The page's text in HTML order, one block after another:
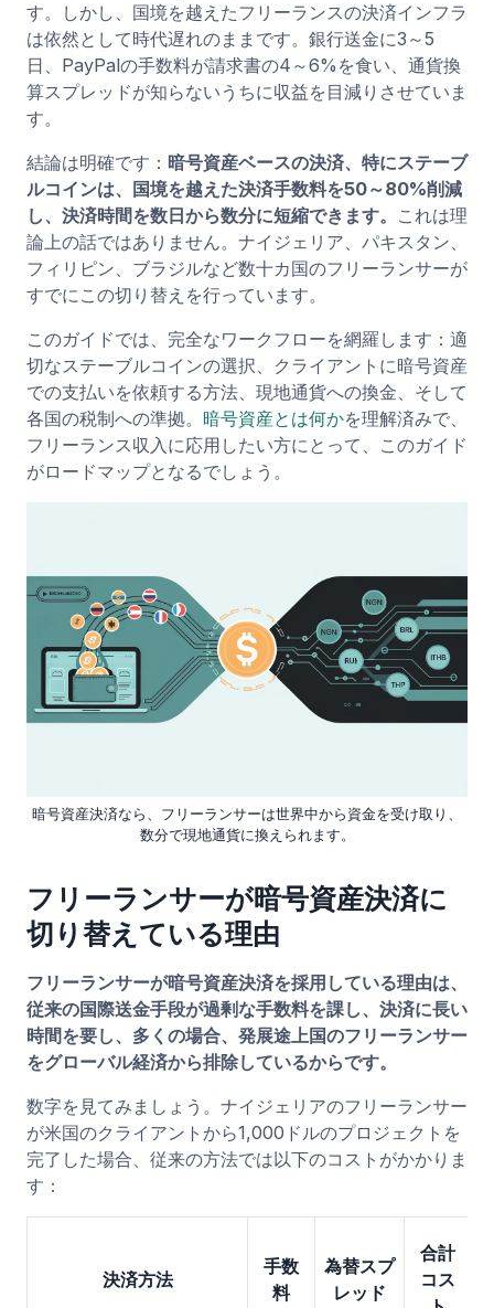
す。しかし、国境を越えたフリーランスの決済インフラ
は依然として時代遅れのままです。銀行送金に3～5
日、PayPalの手数料が請求書の4～6%を食い、通貨換
算スプレッドが知らないうちに収益を目減りさせていま
す。
結論は明確です： 暗号資産ベースの決済、特にステーブ
ルコインは、国境を越えた決済手数料を50～80%削減
し、決済時間を数日から数分に短縮できます。 これは理
論上の話ではありません。ナイジェリア、パキスタン、
フィリピン、ブラジルなど数十カ国のフリーランサーが
すでにこの切り替えを行っています。
このガイドでは、完全なワークフローを網羅します：適
切なステーブルコインの選択、クライアントに暗号資産
での支払いを依頼する方法、現地通貨への換金、そして
各国の税制への準拠。 暗号資産とは何かを理解済みで、
フリーランス収入に応用したい方にとって、このガイド
がロードマップとなるでしょう。
暗号資産決済なら、フリーランサーは世界中から資金を受け取り、
数分で現地通貨に換えられます。
フリーランサーが暗号資産決済に
切り替えている理由
フリーランサーが暗号資産決済を採用している理由は、
従来の国際送金手段が過剰な手数料を課し、決済に長い
時間を要し、多くの場合、発展途上国のフリーランサー
をグローバル経済から排除しているからです。
数字を見てみましょう。ナイジェリアのフリーランサー
が米国のクライアントから1,000ドルのプロジェクトを
完了した場合、従来の方法では以下のコストがかかりま
す：
決済方法
手数
料
為替スプ
レッド
合計
コス